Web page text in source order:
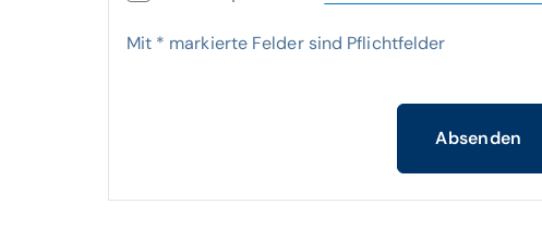
Mit * markierte Felder sind Pflichtfelder
Absenden